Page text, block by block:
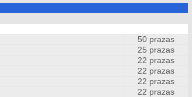
50 prazas
25 prazas
22 prazas
22 prazas
22 prazas
22 prazas